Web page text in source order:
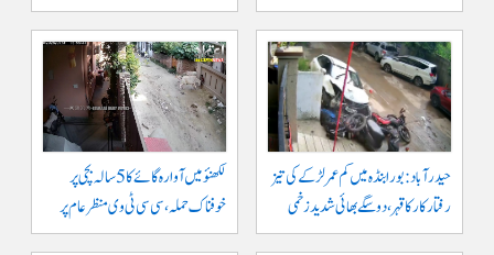
حیدرآباد: بورابنڈہ میں کم عمر لڑکے کی تیز
رفتار کار کا قہر، دو سگے بھائی شدید زخمی
لکھنؤ میں آوارہ گائے کا 5 سالہ بچی پر
خوفناک حملہ، سی سی ٹی وی منظر عام پر